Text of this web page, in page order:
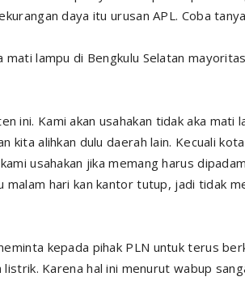
daya itu urusan APL. Coba
lampu di Bengkulu Selatan
ini. Kami akan usahakan tidak aka mati
kita alihkan dulu daerah lain. Kecuali
usahakan jika memang harus
malam hari kan kantor tutup, jadi tidak
kepada pihak PLN untuk terus
Karena hal ini menurut wabup